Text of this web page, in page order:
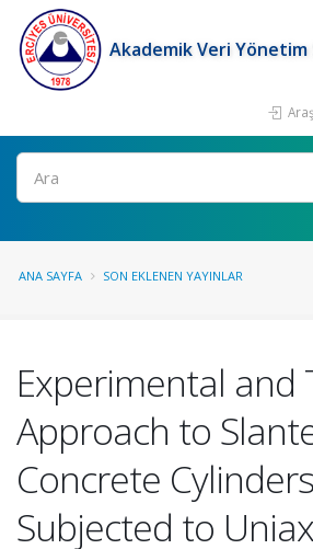
Akademik Veri Yönetim
Ara
ANA SAYFA SON EKLENEN YAYINLAR
Experimental and
Approach to
Concrete Cylinders
Subjected to